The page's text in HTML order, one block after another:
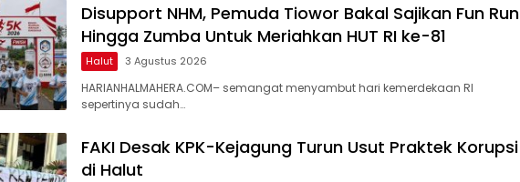
Disupport NHM, Pemuda Tiowor Bakal Sajikan Fun Run
Hingga Zumba Untuk Meriahkan HUT RI ke-81
Halut 3 Agustus 2026
HARIANHALMAHERA.COM– semangat menyambut hari kemerdekaan RI
sepertinya sudah…
FAKI Desak KPK-Kejagung Turun Usut Praktek Korupsi
di Halut